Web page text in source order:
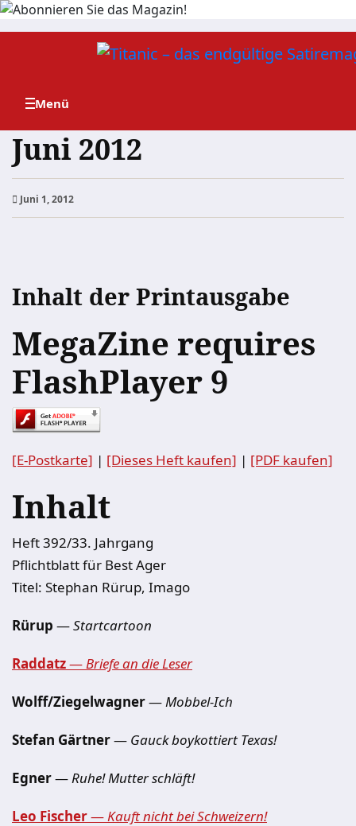
Zum
Juni 2012
Juni 1, 2012
Inhalt der Printausgabe
MegaZine requires
FlashPlayer 9
[E-Postkarte] | [Dieses Heft kaufen] | [PDF kaufen]
Inhalt
Heft 392/33. Jahrgang
Pflichtblatt für Best Ager
Titel: Stephan Rürup, Imago
Rürup —Startcartoon
Raddatz—Briefe an die Leser
Wolff/Ziegelwagner—Mobbel-Ich
Stefan Gärtner— Gauck boykottiert Texas!
Egner—Ruhe! Mutter schläft!
Leo Fischer—Kauft nicht bei Schweizern!